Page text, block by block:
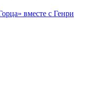
вместе с Генри